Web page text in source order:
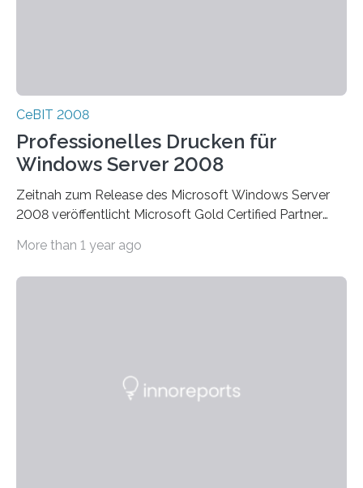
CeBIT 2008
Professionelles Drucken für
Windows Server 2008
Zeitnah zum Release des Microsoft Windows Server
2008 veröffentlicht Microsoft Gold Certified Partner
More than 1 year ago